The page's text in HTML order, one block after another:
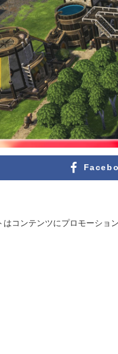
はコンテンツにプロモーショ